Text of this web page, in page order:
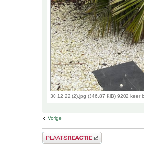
30 12 22 (2).jpg (346.87 KiB) 9202 keer
Vorige
Plaats een reactie